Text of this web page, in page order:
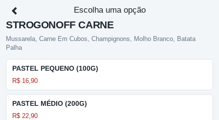
Escolha uma opção
STROGONOFF CARNE
Mussarela, Carne Em Cubos, Champignons, Molho Branco, Batata
Palha
PASTEL PEQUENO (100G)
R$ 16,90
PASTEL MÉDIO (200G)
R$ 22,90